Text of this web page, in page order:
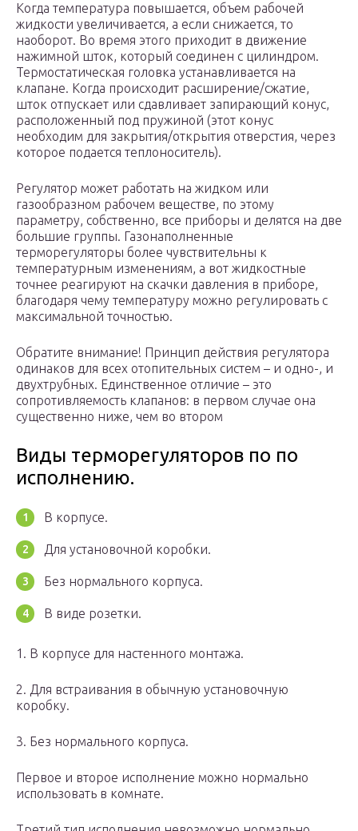
Когда температура повышается, объем рабочей
жидкости увеличивается, а если снижается, то
наоборот. Во время этого приходит в движение
нажимной шток, который соединен с цилиндром.
Термостатическая головка устанавливается на
клапане. Когда происходит расширение/сжатие,
шток отпускает или сдавливает запирающий конус,
расположенный под пружиной (этот конус
необходим для закрытия/открытия отверстия, через
которое подается теплоноситель).
Регулятор может работать на жидком или
газообразном рабочем веществе, по этому
параметру, собственно, все приборы и делятся на две
большие группы. Газонаполненные
терморегуляторы более чувствительны к
температурным изменениям, а вот жидкостные
точнее реагируют на скачки давления в приборе,
благодаря чему температуру можно регулировать с
максимальной точностью.
Обратите внимание! Принцип действия регулятора
одинаков для всех отопительных систем – и одно-, и
двухтрубных. Единственное отличие – это
сопротивляемость клапанов: в первом случае она
существенно ниже, чем во втором
Виды терморегуляторов по по
исполнению.
В корпусе.
Для установочной коробки.
Без нормального корпуса.
В виде розетки.
1. В корпусе для настенного монтажа.
2. Для встраивания в обычную установочную
коробку.
3. Без нормального корпуса.
Первое и второе исполнение можно нормально
использовать в комнате.